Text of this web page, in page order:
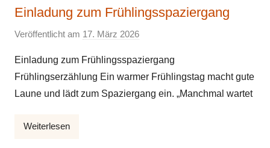
Einladung zum Frühlingsspaziergang
Veröffentlicht am 17. März 2026
n
E
l
Einladung zum Frühlingsspaziergang
Frühlingserzählung Ein warmer Frühlingstag macht gute
Laune und lädt zum Spaziergang ein. „Manchmal wartet
Weiterlesen